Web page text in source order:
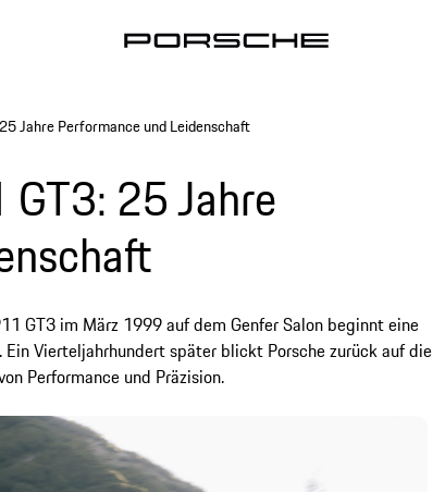
Jahre Performance und Leidenschaft
25 Jahre
GT3 im März 1999 auf dem Genfer Salon beginnt eine
Vierteljahrhundert später blickt Porsche zurück auf die
Performance und Präzision.